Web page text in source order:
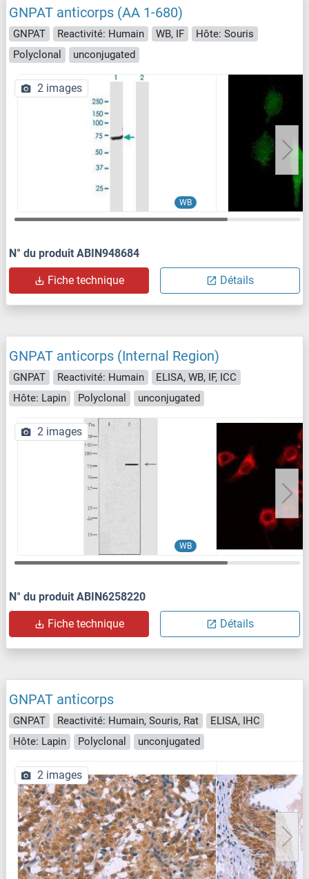
GNPAT anticorps (AA 1-680)
GNPAT Reactivité: Humain WB, IF
Hôte: Souris
Polyclonal
unconjugated
WB
2 images
N° du produit ABIN948684
Fiche technique Détails
GNPAT anticorps (Internal Region)
GNPAT Reactivité: Humain
ELISA, WB, IF, ICC
Hôte: Lapin
Polyclonal unconjugated
WB
2 images
N° du produit ABIN6258220
Fiche technique Détails
GNPAT anticorps
GNPAT Reactivité: Humain, Souris, Rat
ELISA, IHC
Hôte: Lapin
Polyclonal unconjugated
2 images